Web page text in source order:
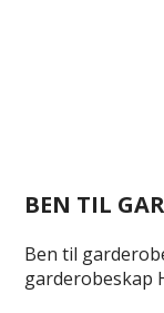
BEN TIL
Ben til
garderobeskap